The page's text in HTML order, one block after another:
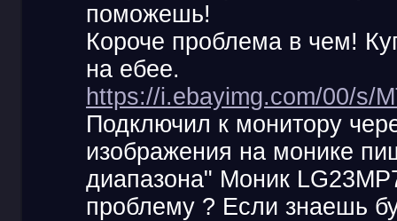
поможешь!
Короче проблема в чем!
на ебее.
https://i.ebayimg.com/00/s/
Подключил к монитору
изображения на монике
диапазона" Моник
проблему ? Если знаешь